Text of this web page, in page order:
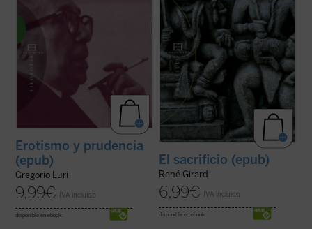
Erotismo y prudencia
(epub)
Gregorio Luri
9,99€ IVA incluido
disponible en ebook:
El sacrificio (epub)
René Girard
6,99€ IVA incluido
disponible en ebook: